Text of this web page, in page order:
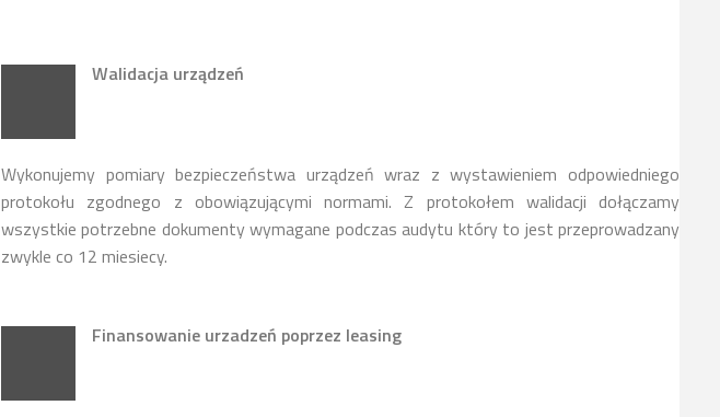
Walidacja urządzeń
Wykonujemy pomiary bezpieczeństwa urządzeń wraz z wystawieniem odpowiedniego
protokołu zgodnego z obowiązującymi normami. Z protokołem walidacji dołączamy
wszystkie potrzebne dokumenty wymagane podczas audytu który to jest przeprowadzany
zwykle co 12 miesiecy.
Finansowanie urzadzeń poprzez leasing